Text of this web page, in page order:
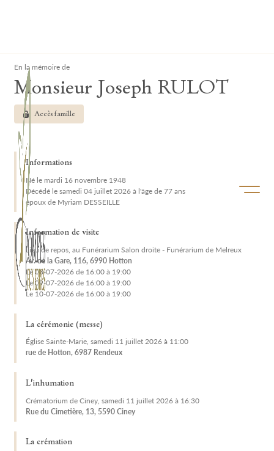
Ouvrir/
En la mémoire de
Monsieur Joseph RULOT
Accès famille
Informations
Né le mardi 16 novembre 1948
Décédé le samedi 04 juillet 2026 à l'âge de 77 ans
époux de Myriam DESSEILLE
Information de visite
Lieu de repos, au Funérarium Salon droite - Funérarium de Melreux
Av. de la Gare, 116, 6990 Hotton
Le 08-07-2026 de 16:00 à 19:00
Le 09-07-2026 de 16:00 à 19:00
Le 10-07-2026 de 16:00 à 19:00
La cérémonie (messe)
Église Sainte-Marie, samedi 11 juillet 2026 à 11:00
rue de Hotton, 6987 Rendeux
L'inhumation
Crématorium de Ciney, samedi 11 juillet 2026 à 16:30
Rue du Cimetière, 13, 5590 Ciney
La crémation